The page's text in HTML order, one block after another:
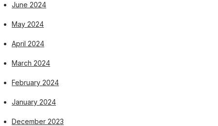
June 2024
May 2024
April 2024
March 2024
February 2024
January 2024
December 2023